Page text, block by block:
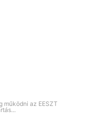
működni az EESZT